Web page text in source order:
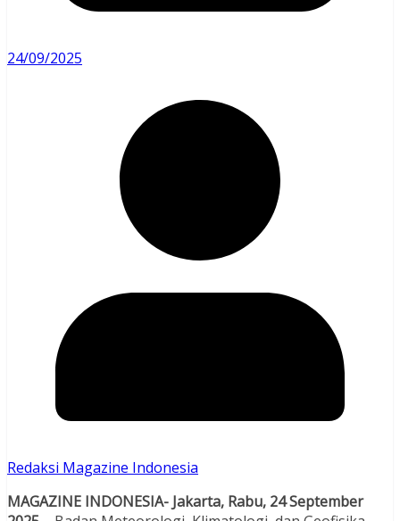
24/09/2025
Redaksi Magazine Indonesia
MAGAZINE INDONESIA- Jakarta, Rabu, 24 September